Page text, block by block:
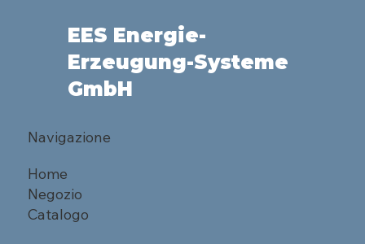
EES Energie-
Erzeugung-Systeme
GmbH
Navigazione
Home
Negozio
Catalogo